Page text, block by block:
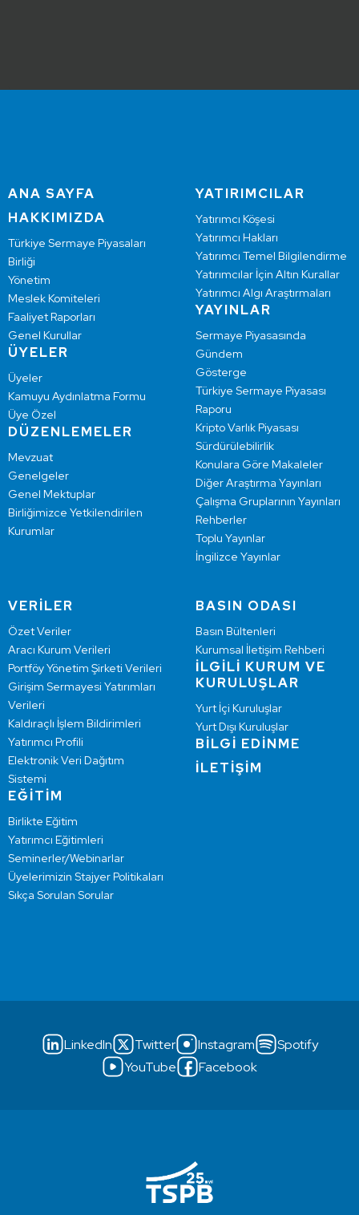
ANA SAYFA
HAKKIMIZDA
Türkiye Sermaye Piyasaları
Birliği
Yönetim
Meslek Komiteleri
Faaliyet Raporları
Genel Kurullar
ÜYELER
Üyeler
Kamuyu Aydınlatma Formu
Üye Özel
DÜZENLEMELER
Mevzuat
Genelgeler
Genel Mektuplar
Birliğimizce Yetkilendirilen
Kurumlar
YATIRIMCILAR
Yatırımcı Köşesi
Yatırımcı Hakları
Yatırımcı Temel Bilgilendirme
Yatırımcılar İçin Altın Kurallar
Yatırımcı Algı Araştırmaları
YAYINLAR
Sermaye Piyasasında
Gündem
Gösterge
Türkiye Sermaye Piyasası
Raporu
Kripto Varlık Piyasası
Sürdürülebilirlik
Konulara Göre Makaleler
Diğer Araştırma Yayınları
Çalışma Gruplarının Yayınları
Rehberler
Toplu Yayınlar
İngilizce Yayınlar
VERİLER
Özet Veriler
Aracı Kurum Verileri
Portföy Yönetim Şirketi Verileri
Girişim Sermayesi Yatırımları
Verileri
Kaldıraçlı İşlem Bildirimleri
Yatırımcı Profili
Elektronik Veri Dağıtım
Sistemi
EĞİTİM
Birlikte Eğitim
Yatırımcı Eğitimleri
Seminerler/Webinarlar
Üyelerimizin Stajyer Politikaları
Sıkça Sorulan Sorular
BASIN ODASI
Basın Bültenleri
Kurumsal İletişim Rehberi
İLGİLİ KURUM VE
KURULUŞLAR
Yurt İçi Kuruluşlar
Yurt Dışı Kuruluşlar
BİLGİ EDİNME
İLETİŞİM
LinkedIn Twitter Instagram
Spotify
YouTube
Facebook